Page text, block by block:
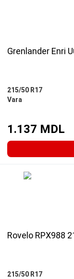
Grenlander Enri
215/50 R17
Vara
1.137 MDL
Rovelo RPX988
215/50 R17